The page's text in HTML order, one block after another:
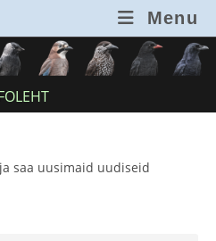
Menu
saa uusimaid uudiseid